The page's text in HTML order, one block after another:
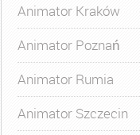
Animator Kraków
Animator Poznań
Animator Rumia
Animator Szczecin